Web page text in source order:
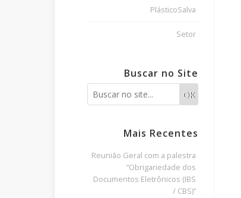
PlásticoSalva
Setor
Buscar no Site
OK
Mais Recentes
Reunião Geral com a palestra
“Obrigariedade dos
Documentos Eletrônicos (IBS
/ CBS)”